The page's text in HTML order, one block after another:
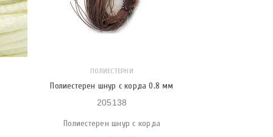
ПОЛИЕСТЕРНИ
Полиестерен шнур с корда 0.8 мм
205138
Полиестерен шнур с корда